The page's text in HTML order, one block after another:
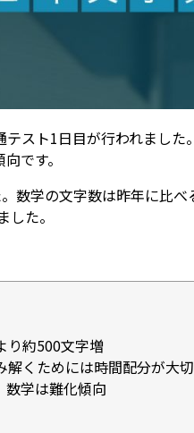
スト1日目が行われました。
です。
数学の文字数は昨年に比
した。
り約500文字増
くためには時間配分が大切
学は難化傾向